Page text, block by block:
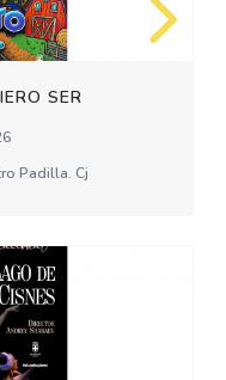
SER
Padilla. Cj